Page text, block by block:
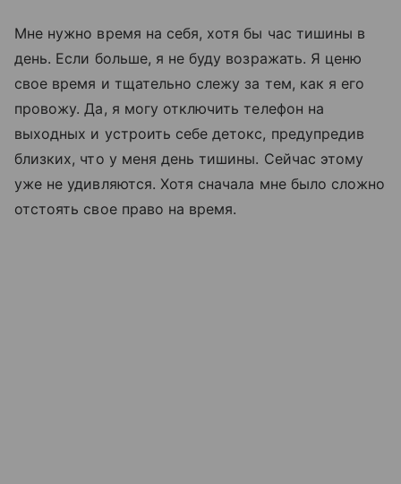
Мне нужно время на себя, хотя бы час тишины в
день. Если больше, я не буду возражать. Я ценю
свое время и тщательно слежу за тем, как я его
провожу. Да, я могу отключить телефон на
выходных и устроить себе детокс, предупредив
близких, что у меня день тишины. Сейчас этому
уже не удивляются. Хотя сначала мне было сложно
отстоять свое право на время.